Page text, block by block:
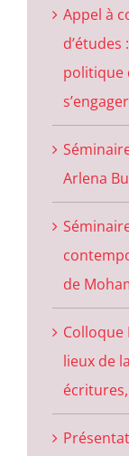
Appel à
politique
Arlena
de
lieux de